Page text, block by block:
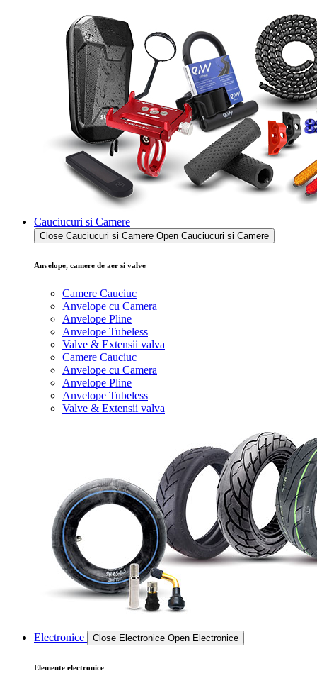
Cauciucuri si Camere
Close Cauciucuri si Camere Open Cauciucuri si Camere
Anvelope, camere de aer si valve
Camere Cauciuc
Anvelope cu Camera
Anvelope Pline
Anvelope Tubeless
Valve & Extensii valva
Camere Cauciuc
Anvelope cu Camera
Anvelope Pline
Anvelope Tubeless
Valve & Extensii valva
Electronice Close Electronice Open Electronice
Elemente electronice